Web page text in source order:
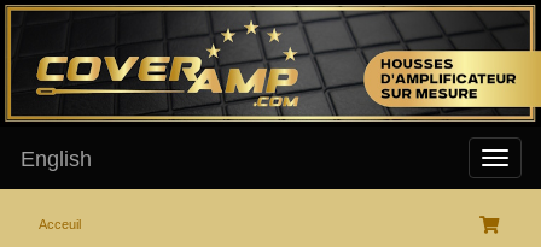
English
Acceuil